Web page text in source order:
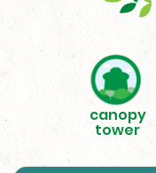
canopy
tower